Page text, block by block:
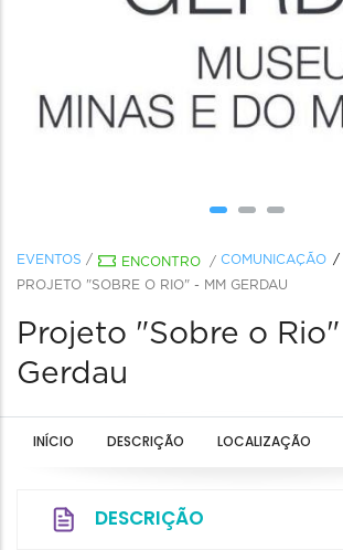
EVENTOS / ENCONTRO / COMUNICAÇÃO
PROJETO "SOBRE O RIO" - MM GERDAU
Projeto "Sobre o Rio"
Gerdau
INÍCIO DESCRIÇÃO LOCALIZAÇÃO
DESCRIÇÃO